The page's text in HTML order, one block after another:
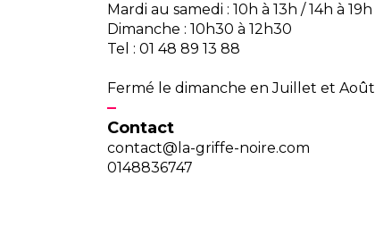
Mardi au samedi : 10h à 13h / 14h à 19h
Dimanche : 10h30 à 12h30
Tel : 01 48 89 13 88
Fermé le dimanche en Juillet et Août
Contact
contact@la-griffe-noire.com
0148836747